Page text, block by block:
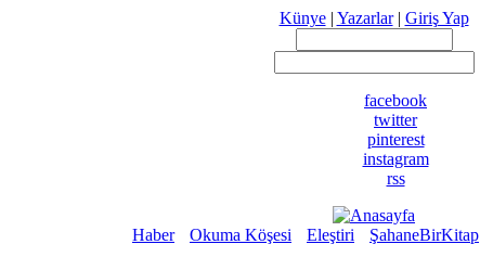
Künye| Yazarlar| Giriş Yap
facebook
twitter
pinterest
instagram
rss
Haber Okuma Köşesi Eleştiri ŞahaneBirKitap